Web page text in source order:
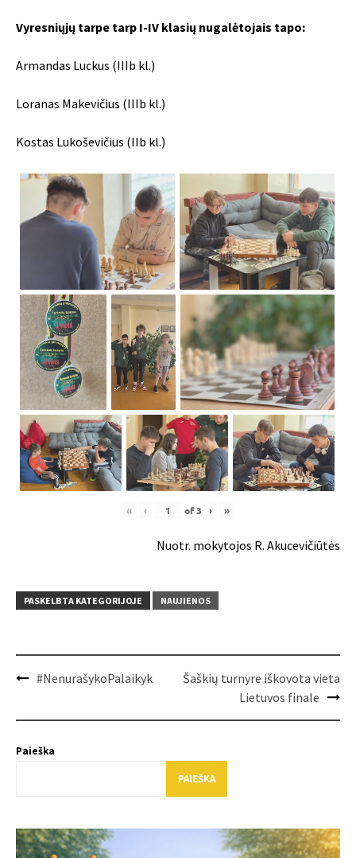
Vyresniųjų tarpe tarp I-IV klasių nugalėtojais tapo:
Armandas Luckus (IIIb kl.)
Loranas Makevičius (IIIb kl.)
Kostas Lukoševičius (IIb kl.)
« ‹ of3 › »
Nuotr. mokytojos R. Akucevičiūtės
PASKELBTA KATEGORIJOJE NAUJIENOS
Post#NenurašykoPalaikyk
Šaškių turnyre iškovota vieta
Lietuvos finale
Paieška
PAIEŠKA